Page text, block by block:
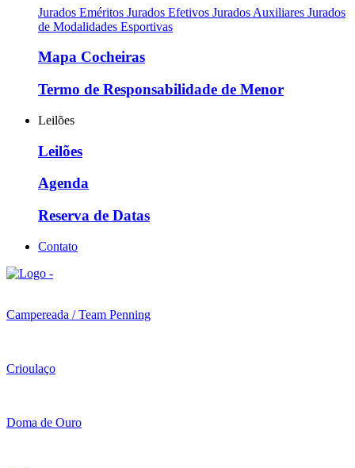
Jurados Eméritos Jurados Efetivos Jurados Auxiliares Jurados
de Modalidades Esportivas
Mapa Cocheiras
Termo de Responsabilidade de Menor
Leilões
Leilões
Agenda
Reserva de Datas
Contato
Campereada / Team Penning
Crioulaço
Doma de Ouro